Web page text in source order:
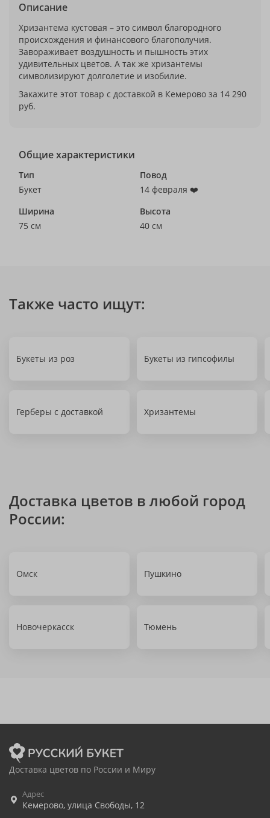
Описание
Хризантема кустовая – это символ благородного
происхождения и финансового благополучия.
Завораживает воздушность и пышность этих
удивительных цветов. А так же хризантемы
символизируют долголетие и изобилие.
Закажите этот товар с доставкой в Кемерово за 14 290
руб.
Общие характеристики
Тип
Букет
Повод
14 февраля ❤️
Ширина
75 см
Высота
40 см
Также часто ищут:
Букеты из роз Букеты из гипсофилы
Герберы с доставкой Хризантемы
Доставка цветов в любой город
России:
Омск Пушкино
Новочеркасск Тюмень
Доставка цветов по России и Миру
Адрес
Кемерово, улица Свободы, 12